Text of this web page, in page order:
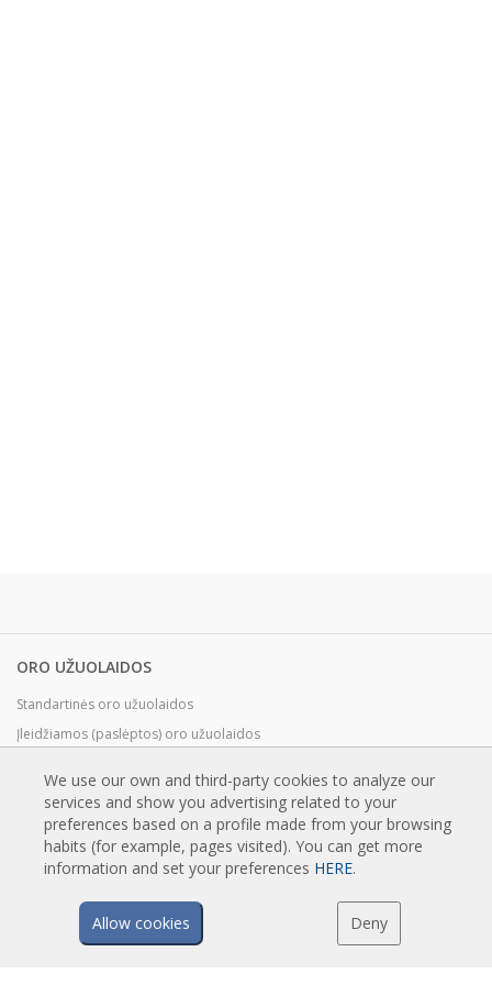
ORO UŽUOLAIDOS
Standartinės oro užuolaidos
Įleidžiamos (paslėptos) oro užuolaidos
užuolaidos
Pramoninės ir šaldymo kamerų oro užuolaidos
Besisukančių durų ir individualiai pritaikytos oro užuolaidos
Oro užuolaidos apsaugančios nuo vabzdžių
Energiją taupančios oro užuolaidos su šilumos siurbliu
Oro užuolaidos su dezinfekavimo ir valymo sistema
We use our own and third-party cookies to analyze our
services and show you advertising related to your
preferences based on a profile made from your browsing
habits (for example, pages visited). You can get more
information and set your preferences HERE.
Allow cookies Deny